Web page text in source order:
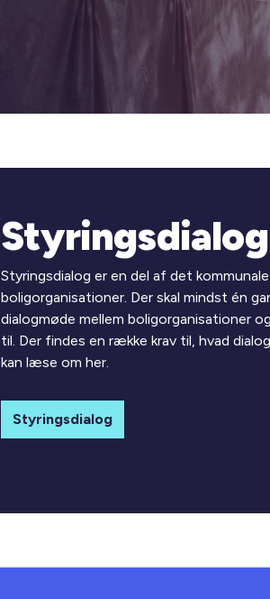
Styringsdialog
Styringsdialog er en del af det
boligorganisationer. Der skal mindst én
dialogmøde mellem boligorganisationer
til. Der findes en række krav til, hvad
kan læse om her.
Styringsdialog